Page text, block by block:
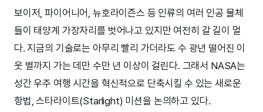
보이저, 파이어니어, 뉴호라이즌스 등 인류의 여러 인공 물체
들이 태양계 가장자리를 벗어나고 있지만 여전히 갈 길이 멀
다. 지금의 기술로는 아무리 빨리 가더라도 수 광년 떨어진 이
웃 별까지 가는 데만 수만 년 이상이 걸린다. 그래서 NASA는
성간 우주 여행 시간을 혁신적으로 단축시킬 수 있는 새로운
항법, 스타라이트(Starlight) 미션을 논의하고 있다.